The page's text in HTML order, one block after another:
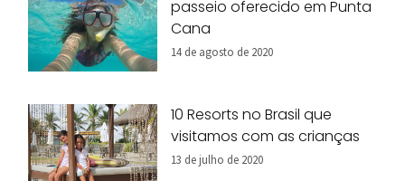
passeio oferecido em Punta
Cana
14 de agosto de 2020
10 Resorts no Brasil que
visitamos com as crianças
13 de julho de 2020